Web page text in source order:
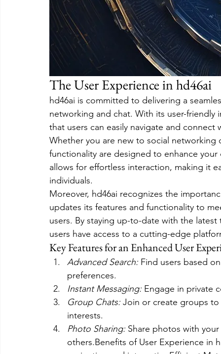
The User Experience in hd46ai
hd46ai is committed to delivering a
networking and chat. With its user-
that users can easily navigate and connect
Whether you are new to social networking
functionality are designed to enhance
allows for effortless interaction, making it
individuals.
Moreover, hd46ai recognizes the
updates its features and functionality to
users. By staying up-to-date with the
users have access to a cutting-edge
Key Features for an Enhanced User
Advanced Search: Find users based
preferences.
Instant Messaging: Engage in private
Group Chats: Join or create groups
interests.
Photo Sharing: Share photos with
others.Benefits of User Experience in